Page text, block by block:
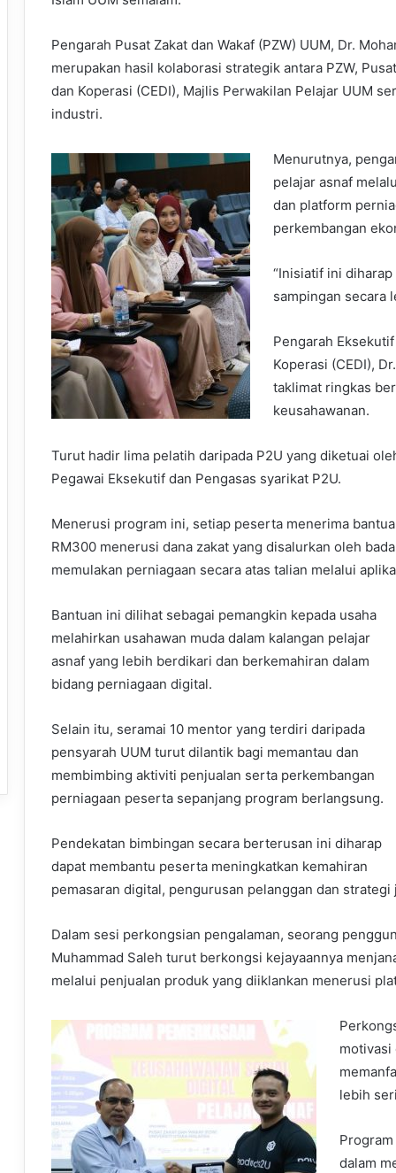
Pengarah Pusat Zakat dan Wakaf (PZW) UUM, Dr.
merupakan hasil kolaborasi strategik antara PZW,
dan Koperasi (CEDI), Majlis Perwakilan Pelajar UUM
industri.
Menurutnya,
pelajar asnaf
dan platform
perkembangan
“Inisiatif ini
sampingan secara
Pengarah
Koperasi (CEDI),
taklimat ringkas
keusahawanan.
Turut hadir lima pelatih daripada P2U yang diketuai
Pegawai Eksekutif dan Pengasas syarikat P2U.
Menerusi program ini, setiap peserta menerima
RM300 menerusi dana zakat yang disalurkan oleh
memulakan perniagaan secara atas talian melalui
Bantuan ini dilihat sebagai pemangkin kepada usaha
melahirkan usahawan muda dalam kalangan pelajar
asnaf yang lebih berdikari dan berkemahiran dalam
bidang perniagaan digital.
Selain itu, seramai 10 mentor yang terdiri daripada
pensyarah UUM turut dilantik bagi memantau dan
membimbing aktiviti penjualan serta perkembangan
perniagaan peserta sepanjang program berlangsung.
Pendekatan bimbingan secara berterusan ini diharap
dapat membantu peserta meningkatkan kemahiran
pemasaran digital, pengurusan pelanggan dan
Dalam sesi perkongsian pengalaman, seorang
Muhammad Saleh turut berkongsi kejayaannya
melalui penjualan produk yang diiklankan menerusi
motivasi
lebih
dalam